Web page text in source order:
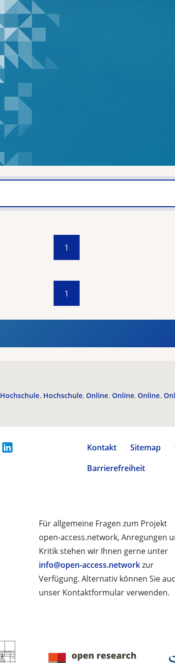
1
1
Hochschule Hochschule Online Online Online
Kontakt Sitemap
Barrierefreiheit
Für allgemeine Fragen zum Projekt
open-access.network, Anregungen
Kritik stehen wir Ihnen gerne unter
info@open-access.networkzur
Verfügung. Alternativ können Sie
unser Kontaktformular verwenden.